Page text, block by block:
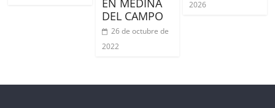
EN MEDINA
DEL CAMPO
26 de octubre de
2022
2026